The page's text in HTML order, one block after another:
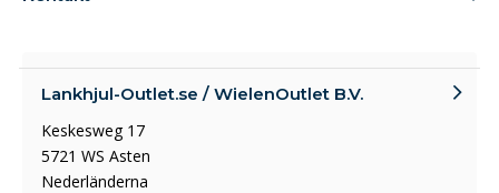
Lankhjul-Outlet.se / WielenOutlet B.V.
Keskesweg 17
5721 WS Asten
Nederländerna